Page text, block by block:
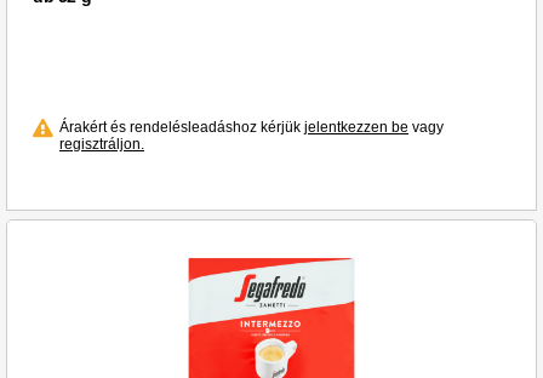
Árakért és rendelésleadáshoz kérjük jelentkezzen be vagy
regisztráljon.